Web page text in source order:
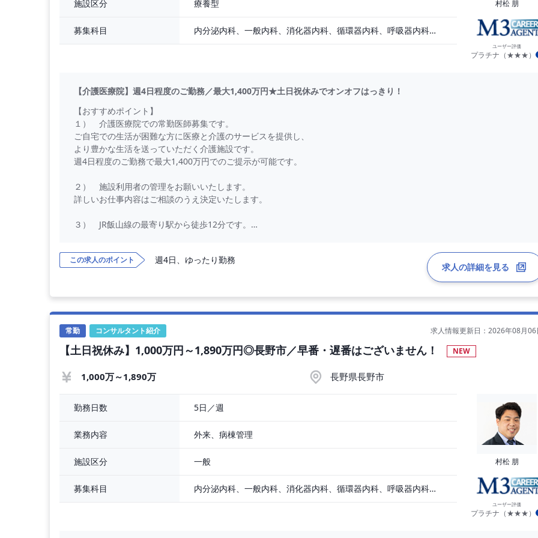
＊経験者応相談
＊売上実績によりインセンティブ支給
制服貸与
学会費・学会
施設区分 療養型
募集科目 内分泌内科、一般内科、消化器内科、循環器内科、呼吸器内科、血液内科、脳神経内科、老人内科、一般外科、消化器外科、その他
村松 朋
ユーザー評価
プラチナ（★★★）
【介護医療院】週4日程度のご勤務／最大1,400万円★土日祝休みでオンオフはっきり！
【おすすめポイント】
１） 介護医療院での常勤医師募集です。
ご自宅での生活が困難な方に医療と介護のサービスを提供し、
より豊かな生活を送っていただく介護施設です。
週4日程度のご勤務で最大1,400万円でのご提示が可能です。
２） 施設利用者の管理をお願いいたします。
詳しいお仕事内容はご相談のうえ決定いたします。
３） JR飯山線の最寄り駅から徒歩12分です。
【勤務内容】
◇ 入所者数 ： 60名
◇ 病棟管理数 ： 60床
◇ 施設利用者の介護度 ： 平均4.6
◇ 救急対応 ： 基本的にはなし
◇ 胃ろう ： 造設対応なし、交換なし
◇ 主な疾患 ：
この求人のポイント 週4日、ゆったり勤務
求人の詳細を見る
常勤 コンサルタント紹介 求人情報更新日：2026年08月06
【土日祝休み】1,000万円～1,890万円◎長野市／早番・遅番はございません！ NEW
1,000万～1,890万 長野県長野市
勤務日数 5日／週
業務内容 外来、病棟管理
施設区分 一般
募集科目 内分泌内科、一般内科、消化器内科、循環器内科、呼吸器内科、血液内科、脳神経内科、老人内科、その他
村松 朋
ユーザー評価
プラチナ（★★★）